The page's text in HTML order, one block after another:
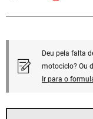
Deu pela falta
motociclo? Ou
Ir para o